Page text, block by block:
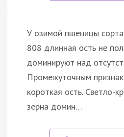
У озимой пшеницы
808 длинная ость не
доминируют над
Промежуточным
короткая ость. Светло-
зерна домин…